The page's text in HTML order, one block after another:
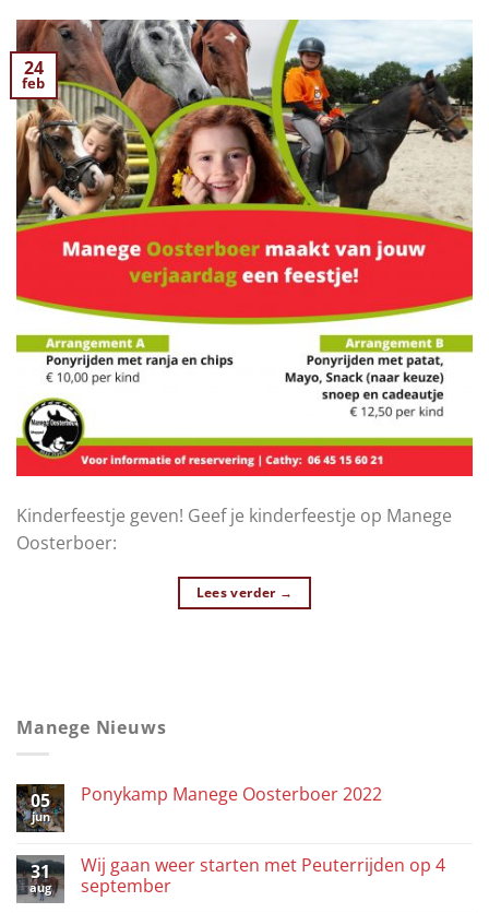
24
feb
Kinderfeestje geven! Geef je kinderfeestje op Manege
Oosterboer:
Lees verder →
Manege Nieuws
05
jun
Ponykamp Manege Oosterboer 2022
31
aug
Wij gaan weer starten met Peuterrijden op 4
september